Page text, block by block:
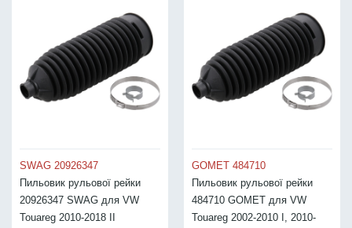
SWAG 20926347
Пильовик рульової рейки
20926347 SWAG для VW
Touareg 2010-2018 II
GOMET 484710
Пильовик рульової рейки
484710 GOMET для VW
Touareg 2002-2010 I, 2010-